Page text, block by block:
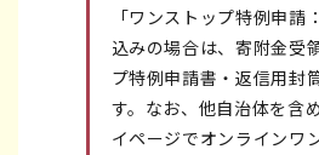
「ワンストップ特例申請
込みの場合は、寄附金受
プ特例申請書・返信用封
す。なお、他自治体を含
イページでオンラインワ